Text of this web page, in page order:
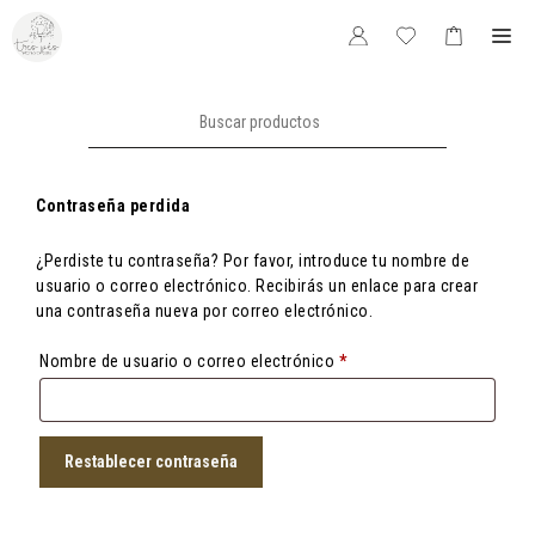
Saltar
contenido
Contraseña perdida
¿Perdiste tu contraseña? Por favor, introduce tu nombre de
usuario o correo electrónico. Recibirás un enlace para crear
una contraseña nueva por correo electrónico.
Nombre de usuario o correo electrónico *Obligatorio
Restablecer contraseña